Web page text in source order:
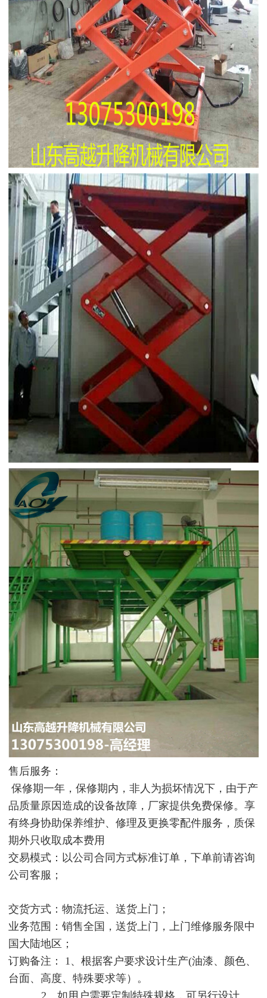
售后服务：
保修期一年，保修期内，非人为损坏情况下，由于产
品质量原因造成的设备故障，厂家提供免费保修。享
有终身协助保养维护、修理及更换零配件服务，质保
期外只收取成本费用
交易模式：以公司合同方式标准订单，下单前请咨询
公司客服；
交货方式：物流托运、送货上门；
业务范围：销售全国，送货上门，上门维修服务限中
国大陆地区；
订购备注： 1、根据客户要求设计生产(油漆、颜色、
台面、高度、特殊要求等）。